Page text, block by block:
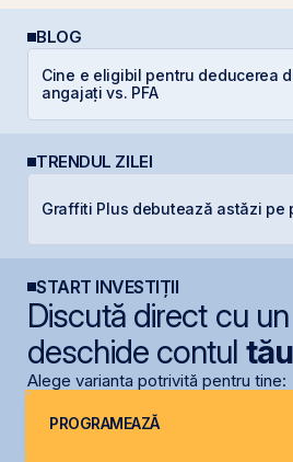
BLOG
Cine e eligibil pentru deducerea
angajați vs. PFA
TRENDUL ZILEI
Graffiti Plus debutează astăzi pe
START INVESTIȚII
Discută direct cu
deschide contul tău
Alege varianta potrivită pentru tine:
PROGRAMEAZĂ